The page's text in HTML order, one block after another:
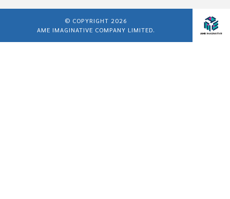
© COPYRIGHT 2026
AME IMAGINATIVE COMPANY LIMITED.